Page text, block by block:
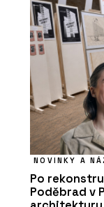
NOVINKY A
Po
Poděbrad v